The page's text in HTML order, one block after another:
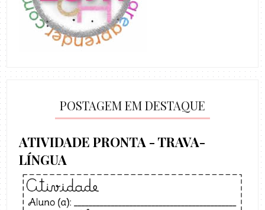
POSTAGEM EM DESTAQUE
ATIVIDADE PRONTA - TRAVA-
LÍNGUA